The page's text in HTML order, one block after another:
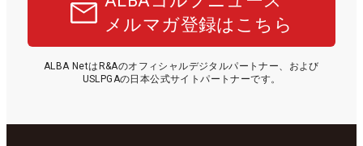
メルマガ登録はこちら
ALBA NetはR&Aのオフィシャルデジタルパートナー、および
USLPGAの日本公式サイトパートナーです。